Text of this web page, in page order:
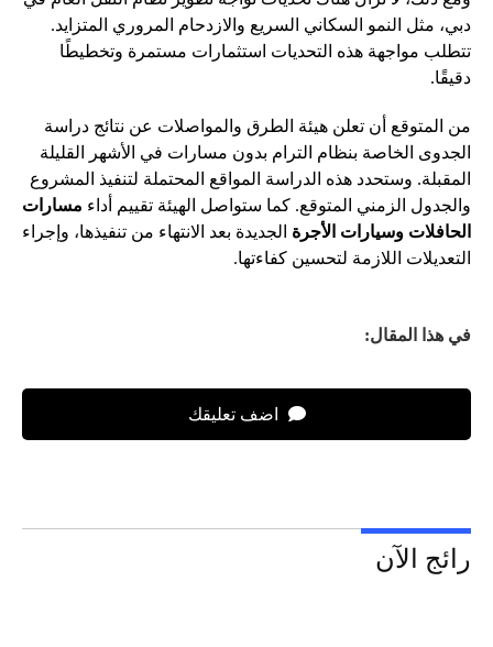
دبي، مثل النمو السكاني السريع والازدحام المروري المتزايد.
تتطلب مواجهة هذه التحديات استثمارات مستمرة وتخطيطًا
دقيقًا.
من المتوقع أن تعلن هيئة الطرق والمواصلات عن نتائج دراسة
الجدوى الخاصة بنظام الترام بدون مسارات في الأشهر القليلة
المقبلة. وستحدد هذه الدراسة المواقع المحتملة لتنفيذ المشروع
والجدول الزمني المتوقع. كما ستواصل الهيئة تقييم أداء مسارات
الحافلات وسيارات الأجرة الجديدة بعد الانتهاء من تنفيذها، وإجراء
التعديلات اللازمة لتحسين كفاءتها.
في هذا المقال:
اضف تعليقك
رائج الآن